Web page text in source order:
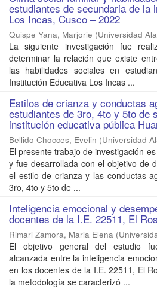
estudiantes de secundaria de la
Los Incas, Cusco – 2022
Quispe Yana, Marjorie (Universidad
La siguiente investigación fue
determinar la relación que existe
las habilidades sociales en
Institución Educativa Los Incas ...
Estilos de crianza y conductas
estudiantes de 3ro, 4to y 5to de
institución educativa pública
Bellido Chocces, Evelin (Universidad
El presente trabajo de investigación
y fue desarrollada con el objetivo de
el estilo de crianza y las conductas
3ro, 4to y 5to de ...
Inteligencia emocional y
docentes de la I.E. 22511, El
Rimari Zamora, Maria Elena (
El objetivo general del estudio
alcanzada entre la inteligencia
en los docentes de la I.E. 22511, El
la metodología se caracterizó ...